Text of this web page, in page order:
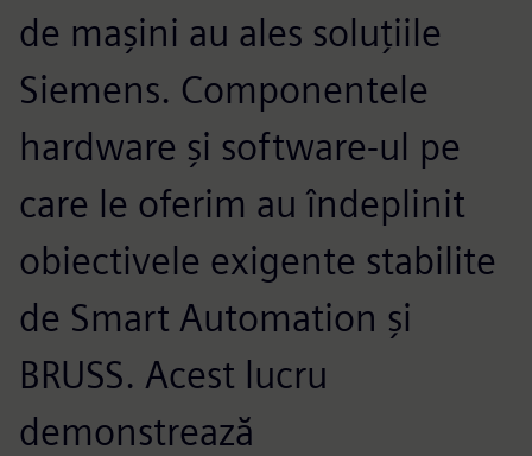
de mașini au ales soluțiile
Siemens. Componentele
hardware și software-ul pe
care le oferim au îndeplinit
obiectivele exigente stabilite
de Smart Automation și
BRUSS. Acest lucru
demonstrează